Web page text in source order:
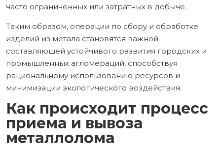
часто ограниченных или затратных в добыче.
Таким образом, операции по сбору и обработке
изделий из метала становятся важной
составляющей устойчивого развития городских и
промышленных агломераций, способствуя
рациональному использованию ресурсов и
минимизации экологического воздействия.
Как происходит процесс
приема и вывоза
металлолома